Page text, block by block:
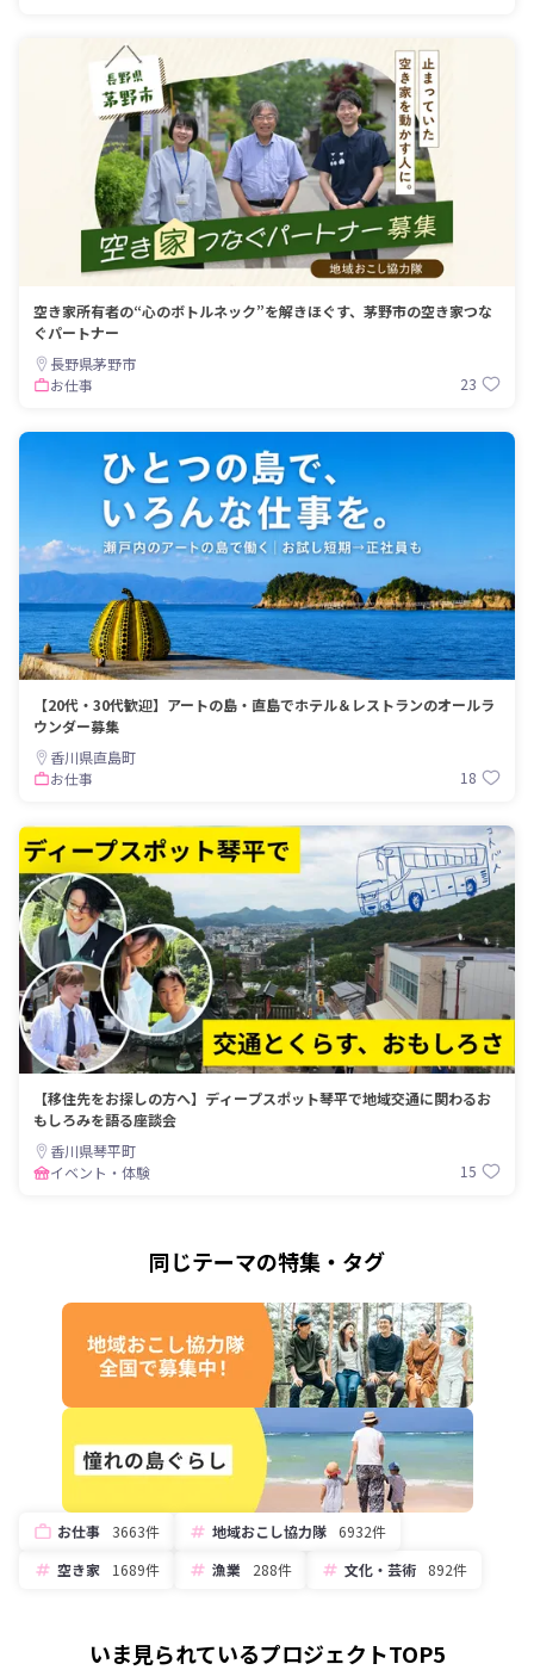
空き家所有者の“心のボトルネック”を解きほぐす、茅野市の空き家つな
ぐパートナー
長野県茅野市
お仕事
23
【20代・30代歓迎】アートの島・直島でホテル＆レストランのオールラ
ウンダー募集
香川県直島町
お仕事
18
【移住先をお探しの方へ】ディープスポット琴平で地域交通に関わるお
もしろみを語る座談会
香川県琴平町
イベント・体験
15
同じテーマの特集・タグ
お仕事 3663件 地域おこし協力隊
6932件
空き家
1689件 漁業 288件 文化・芸術 892件
いま見られているプロジェクトTOP5